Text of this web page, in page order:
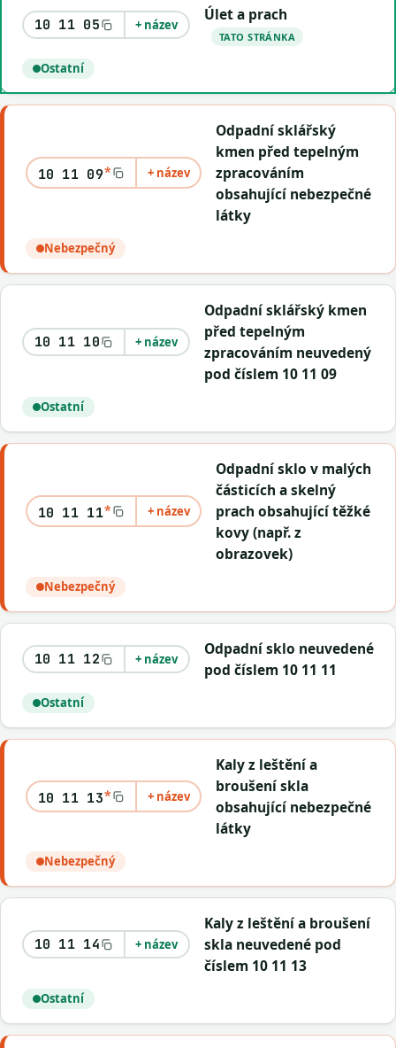
10 11 05 + název
Úlet a prach
TATO STRÁNKA
Ostatní
10 11 09* + název
Odpadní sklářský
kmen před tepelným
zpracováním
obsahující nebezpečné
látky
Nebezpečný
10 11 10 + název
Odpadní sklářský kmen
před tepelným
zpracováním neuvedený
pod číslem 10 11 09
Ostatní
10 11 11* + název
Odpadní sklo v malých
částicích a skelný
prach obsahující těžké
kovy (např. z
obrazovek)
Nebezpečný
10 11 12 + název
Odpadní sklo neuvedené
pod číslem 10 11 11
Ostatní
10 11 13* + název
Kaly z leštění a
broušení skla
obsahující nebezpečné
látky
Nebezpečný
10 11 14 + název
Kaly z leštění a broušení
skla neuvedené pod
číslem 10 11 13
Ostatní